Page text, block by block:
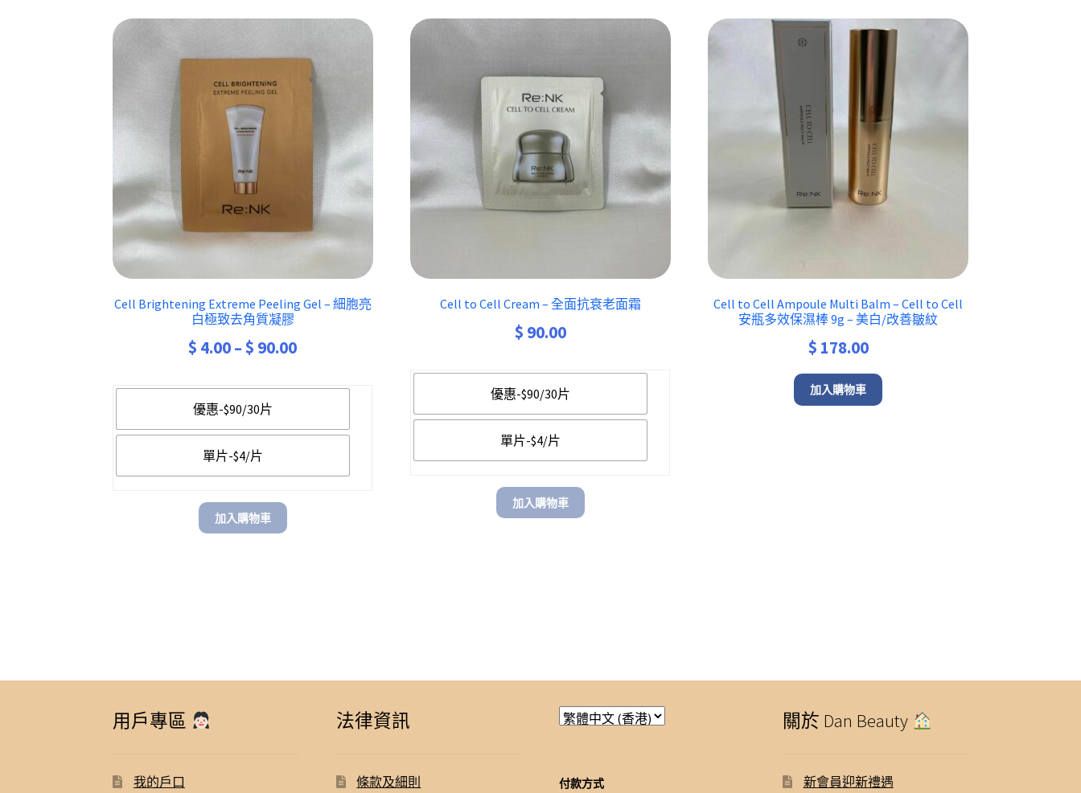
Cell Brightening Extreme Peeling Gel – 細胞亮
白極致去角質凝膠
$ 4.00– $ 90.00Price
through
優惠-$90/30片
單片-$4/片
加入購物車
Cell to Cell Cream – 全面抗衰老面霜
$ 90.00
優惠-$90/30片
單片-$4/片
加入購物車
Cell to Cell Ampoule Multi Balm – Cell to Cell
安瓶多效保濕棒 9g – 美白/改善皺紋
$ 178.00
加入購物車
用戶專區
我的戶口
法律資訊
條款及細則 付款方式
關於 Dan Beauty
新會員迎新禮遇